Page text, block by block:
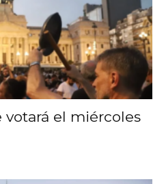
votará el miércoles